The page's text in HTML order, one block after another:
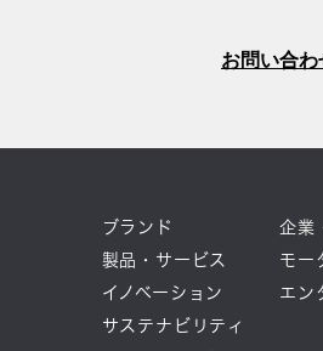
お問い合わ
ブランド
製品・サービス
イノベーション
サステナビリティ
企業
モー
エン